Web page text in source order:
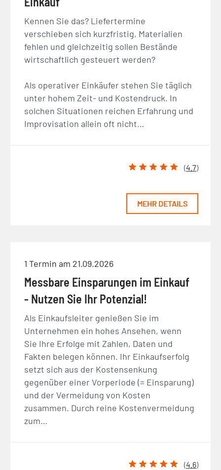
Kennen Sie das? Liefertermine
verschieben sich kurzfristig, Materialien
fehlen und gleichzeitig sollen Bestände
wirtschaftlich gesteuert werden?
Als operativer Einkäufer stehen Sie täglich
unter hohem Zeit- und Kostendruck. In
solchen Situationen reichen Erfahrung und
Improvisation allein oft nicht…
(4.7)
MEHR DETAILS
1 Termin am 21.09.2026
Messbare Einsparungen im Einkauf
- Nutzen Sie Ihr Potenzial!
Als Einkaufsleiter genießen Sie im
Unternehmen ein hohes Ansehen, wenn
Sie Ihre Erfolge mit Zahlen, Daten und
Fakten belegen können. Ihr Einkaufserfolg
setzt sich aus der Kostensenkung
gegenüber einer Vorperiode (= Einsparung)
und der Vermeidung von Kosten
zusammen. Durch reine Kostenvermeidung
zum…
(4.6)